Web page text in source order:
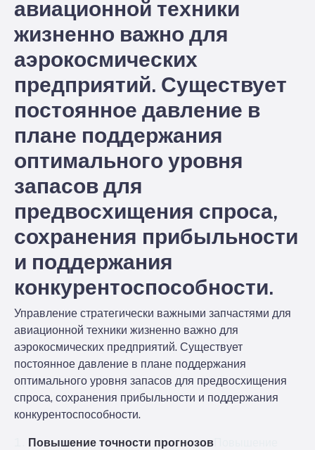
авиационной техники
жизненно важно для
аэрокосмических
предприятий. Существует
постоянное давление в
плане поддержания
оптимального уровня
запасов для
предвосхищения спроса,
сохранения прибыльности
и поддержания
конкурентоспособности.
Управление стратегически важными запчастями для
авиационной техники жизненно важно для
аэрокосмических предприятий. Существует
постоянное давление в плане поддержания
оптимального уровня запасов для предвосхищения
спроса, сохранения прибыльности и поддержания
конкурентоспособности.
Повышение точности прогнозов